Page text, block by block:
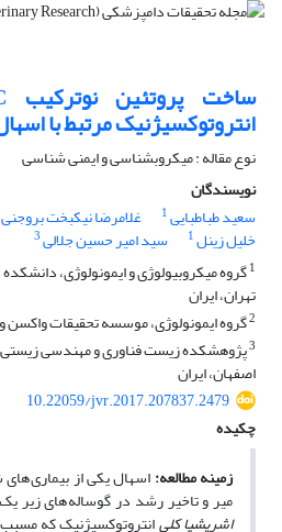
انتروتوکسیژنیک مرتبط با
نوع مقاله : میکروبشناسی و ایمنی شناسی
نویسندگان
سعید طباطبایی1 غلامرضا نیکبخت بروجنی
خلیل زینل1 سید امیر حسین جلالی3
1گروه میکروبیولوژی و ایمونولوژی،
تهران، ایران
2گروه ایمونولوژی، موسسه تحقیقات واکسن
3پژوهشکده زیست فناوری و مهندسی
اصفهان، ایران
10.22059/jvr.2017.207837.2479
چکیده
زمینه مطالعه:اسهال یکی از بیماری
میر و تاخیر رشد در گوساله های زیر
اشریشیا کلیانتروتوکسیژنیک که